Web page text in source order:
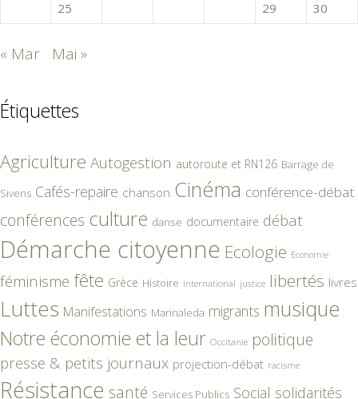
25 29 30
« Mar Mai »
Étiquettes
Agriculture Autogestion autoroute et RN126 Barrage de
Sivens Cafés-repaire chanson Cinéma conférence-débat
conférences culture danse documentaire débat
Démarche citoyenne Ecologie Economie
féminisme fête Grèce Histoire International justice libertés livres
Luttes Manifestations Marinaleda migrants musique
Notre économie et la leur Occitanie politique
presse & petits journaux projection-débat racisme
Résistance santé Services Publics Social solidarités